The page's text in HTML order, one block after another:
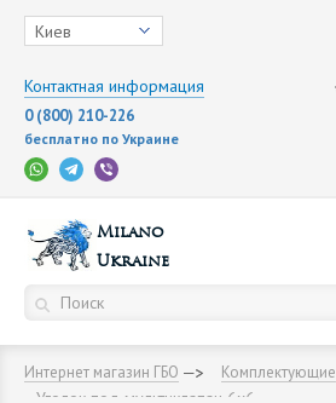
Киев
Контактная информация
0 (800) 210-226
бесплатно по Украине
Milano
Ukraine
Интернет магазин ГБО Комплектующие
Уголок под мультиклапан 6х6